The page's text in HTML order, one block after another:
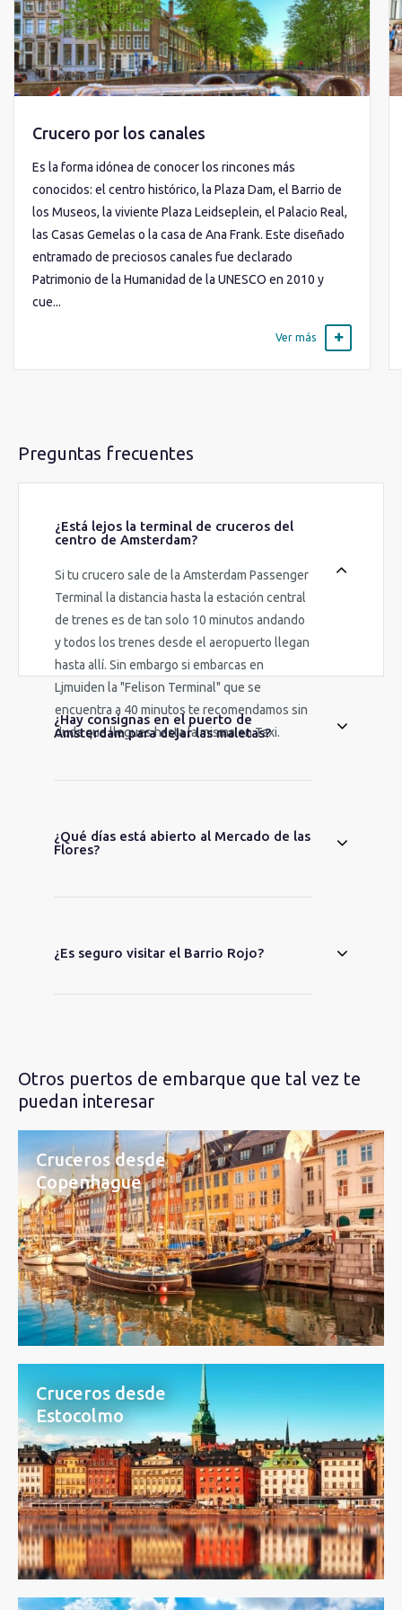
Crucero por los canales
Es la forma idónea de conocer los rincones más
conocidos: el centro histórico, la Plaza Dam, el Barrio de
los Museos, la viviente Plaza Leidseplein, el Palacio Real,
las Casas Gemelas o la casa de Ana Frank. Este diseñado
entramado de preciosos canales fue declarado
Patrimonio de la Humanidad de la UNESCO en 2010 y
cue...
Ver más
Preguntas frecuentes
¿Está lejos la terminal de cruceros del
centro de Amsterdam?
Si tu crucero sale de la Amsterdam Passenger
Terminal la distancia hasta la estación central
de trenes es de tan solo 10 minutos andando
y todos los trenes desde el aeropuerto llegan
hasta allí. Sin embargo si embarcas en
Ljmuiden la "Felison Terminal" que se
encuentra a 40 minutos te recomendamos sin
duda que llegues hasta la misma en Taxi.
¿Hay consignas en el puerto de
Amsterdam para dejar las maletas?
¿Qué días está abierto al Mercado de las
Flores?
¿Es seguro visitar el Barrio Rojo?
Otros puertos de embarque que tal vez te
puedan interesar
Cruceros desde
Copenhague
Cruceros desde
Estocolmo